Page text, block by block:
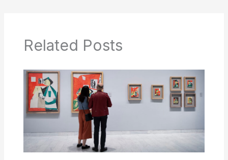
Related Posts